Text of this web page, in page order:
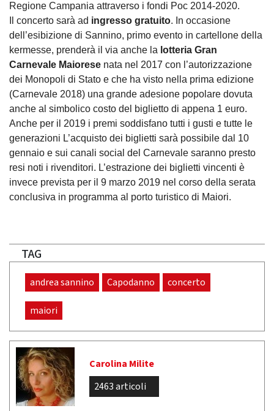
Regione Campania attraverso i fondi Poc 2014-2020.
Il concerto sarà ad ingresso gratuito. In occasione
dell’esibizione di Sannino, primo evento in cartellone della
kermesse, prenderà il via anche la lotteria Gran
Carnevale Maiorese nata nel 2017 con l’autorizzazione
dei Monopoli di Stato e che ha visto nella prima edizione
(Carnevale 2018) una grande adesione popolare dovuta
anche al simbolico costo del biglietto di appena 1 euro.
Anche per il 2019 i premi soddisfano tutti i gusti e tutte le
generazioni L’acquisto dei biglietti sarà possibile dal 10
gennaio e sui canali social del Carnevale saranno presto
resi noti i rivenditori. L’estrazione dei biglietti vincenti è
invece prevista per il 9 marzo 2019 nel corso della serata
conclusiva in programma al porto turistico di Maiori.
TAG
andrea sannino Capodanno concerto
maiori
Carolina Milite
2463 articoli